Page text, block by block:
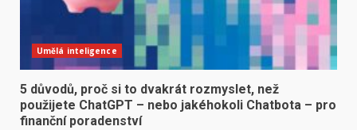
Umělá inteligence
5 důvodů, proč si to dvakrát rozmyslet, než
použijete ChatGPT – nebo jakéhokoli Chatbota – pro
finanční poradenství